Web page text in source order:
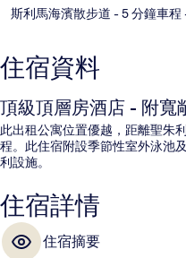
斯利馬海濱散步道 - 5 分鐘車程
住宿資料
頂級頂層房酒店 - 附寬
此出租公寓位置優越，距離聖朱
程。此住宿附設季節性室外泳池
利設施。
住宿詳情
住宿摘要